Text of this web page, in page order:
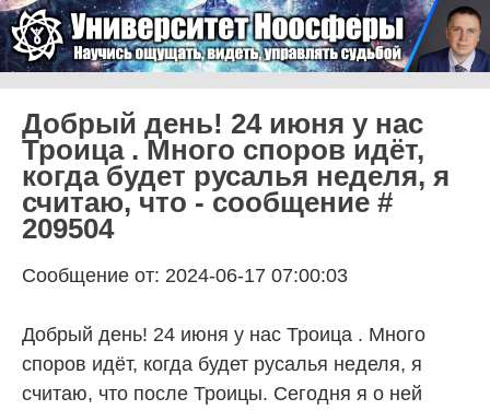
Университет Ноосферы
Добрый день! 24 июня у нас
Троица . Много споров идёт,
когда будет русалья неделя, я
считаю, что - сообщение #
209504
Сообщение от: 2024-06-17 07:00:03
Добрый день! 24 июня у нас Троица . Много
споров идёт, когда будет русалья неделя, я
считаю, что после Троицы. Сегодня я о ней